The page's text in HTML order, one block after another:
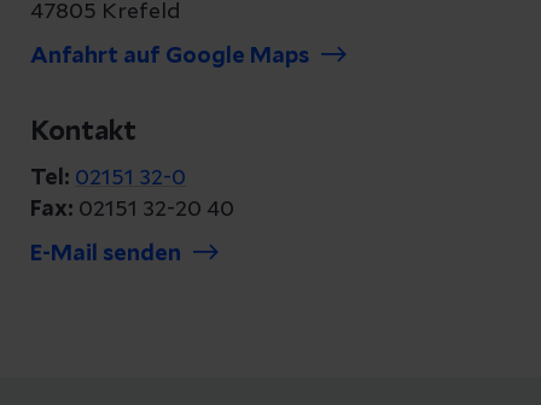
47805 Krefeld
Anfahrt auf Google Maps
Kontakt
Tel: 02151 32-0
Fax: 02151 32-20 40
E-Mail senden